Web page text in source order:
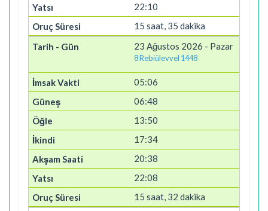
22:10
15 saat, 35 dakika
23 Ağustos 2026 - Pazar
8 Rebiülevvel 1448
05:06
06:48
13:50
17:34
20:38
22:08
15 saat, 32 dakika